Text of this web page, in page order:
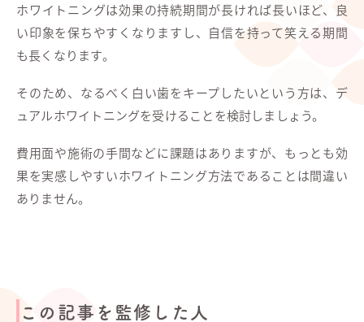
ホワイトニングは効果の持続期間が長ければ長いほど、良
い印象を保ちやすくなりますし、自信を持って笑える期間
も長くなります。
そのため、なるべく白い歯をキープしたいという方は、デ
ュアルホワイトニングを受けることを検討しましょう。
費用面や施術の手間などに課題はありますが、もっとも効
果を実感しやすいホワイトニング方法であることは間違い
ありません。
この記事を監修した人